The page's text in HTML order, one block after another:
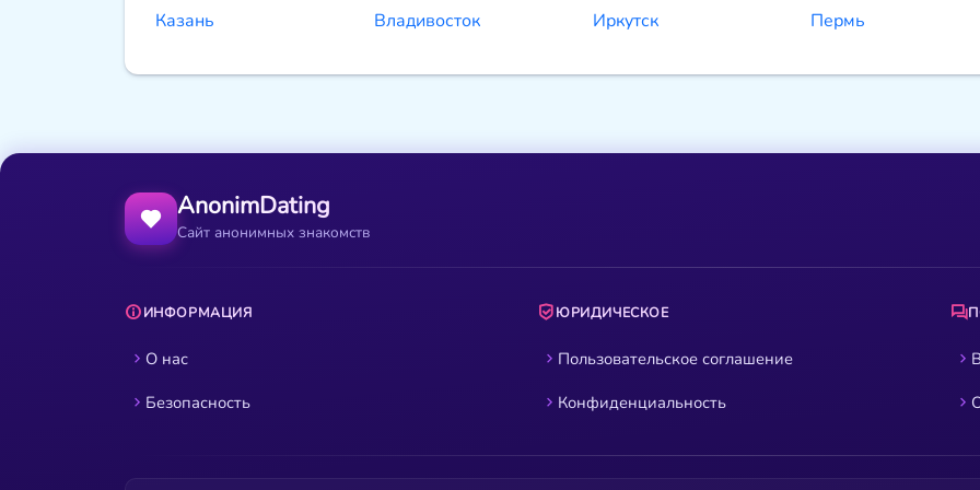
Казань Владивосток Иркутск Пермь
AnonimDating
Сайт анонимных знакомств
ИНФОРМАЦИЯ
О нас
Безопасность
ЮРИДИЧЕСКОЕ
Пользовательское соглашение
Конфиденциальность